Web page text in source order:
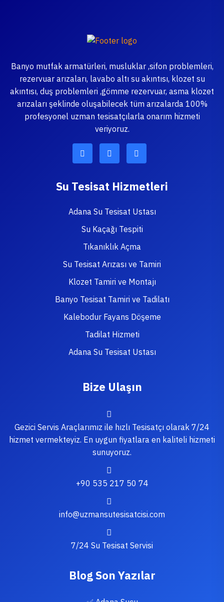
Banyo mutfak armatürleri, musluklar ,sifon problemleri,
rezervuar arızaları, lavabo altı su akıntısı, klozet su
akıntısı, duş problemleri ,gömme rezervuar, asma klozet
arızaları şeklinde oluşabilecek tüm arızalarda 100%
profesyonel uzman tesisatçılarla onarım hizmeti
veriyoruz.
Su Tesisat Hizmetleri
Adana Su Tesisat Ustası
Su Kaçağı Tespiti
Tıkanıklık Açma
Su Tesisat Arızası ve Tamiri
Klozet Tamiri ve Montajı
Banyo Tesisat Tamiri ve Tadilatı
Kalebodur Fayans Döşeme
Tadilat Hizmeti
Adana Su Tesisat Ustası
Bize Ulaşın
Gezici Servis Araçlarımız ile hızlı Tesisatçı olarak 7/24
hizmet vermekteyiz. En uygun fiyatlara en kaliteli hizmeti
sunuyoruz.
+90 535 217 50 74
info@uzmansutesisatcisi.com
7/24 Su Tesisat Servisi
Blog Son Yazılar